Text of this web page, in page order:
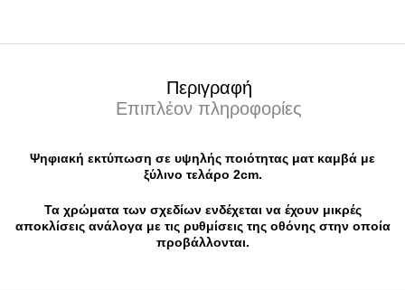
Περιγραφή
Επιπλέον πληροφορίες
Ψηφιακή εκτύπωση σε υψηλής ποιότητας ματ καμβά με
ξύλινο τελάρο 2cm.
Τα χρώματα των σχεδίων ενδέχεται να έχουν μικρές
αποκλίσεις ανάλογα με τις ρυθμίσεις της οθόνης στην οποία
προβάλλονται.